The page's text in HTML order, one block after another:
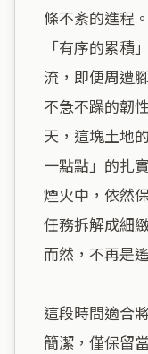
條不紊的進程
「有序的累積
流，即便周遭
不急不躁的韌
天，這塊土地
一點點」的扎
煙火中，依然
任務拆解成細
而然，不再是
這段時間適合
簡潔，僅保留